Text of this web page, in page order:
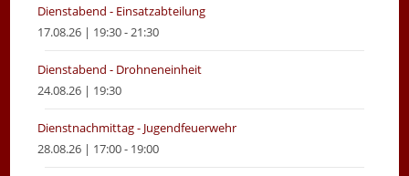
Dienstabend - Einsatzabteilung
17.08.26 | 19:30 - 21:30
Dienstabend - Drohneneinheit
24.08.26 | 19:30
Dienstnachmittag - Jugendfeuerwehr
28.08.26 | 17:00 - 19:00